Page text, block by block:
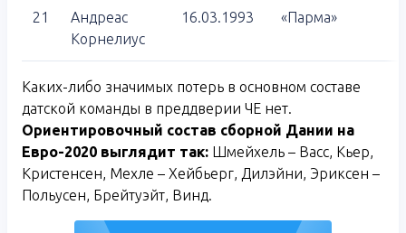
21
Андреас
Корнелиус
16.03.1993 «Парма»
Каких-либо значимых потерь в основном составе
датской команды в преддверии ЧЕ нет.
Ориентировочный состав сборной Дании на
Евро-2020 выглядит так: Шмейхель – Васс, Кьер,
Кристенсен, Мехле – Хейбьерг, Дилэйни, Эриксен –
Польусен, Брейтуэйт, Винд.